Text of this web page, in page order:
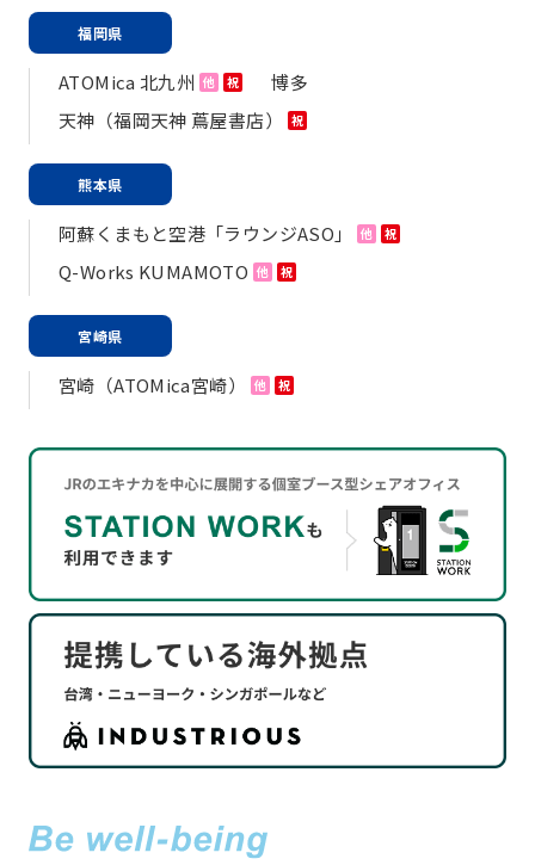
福岡県
ATOMica 北九州 他 祝
博多
天神（福岡天神 蔦屋書店）
祝
熊本県
阿蘇くまもと空港「ラウンジASO」 他 祝
Q-Works KUMAMOTO 他 祝
宮崎県
宮崎（ATOMica宮崎） 他 祝